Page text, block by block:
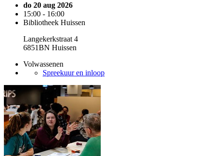
do 20 aug 2026
15:00 - 16:00
Bibliotheek Huissen
Langekerkstraat 4
6851BN Huissen
Volwassenen
Spreekuur en inloop